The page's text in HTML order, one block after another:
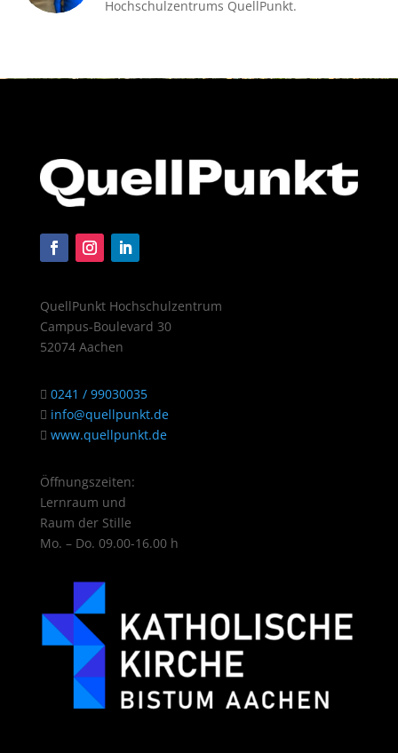
Hochschulzentrums QuellPunkt.
QuellPunkt Hochschulzentrum
Campus-Boulevard 30
52074 Aachen
0241 / 99030035
info@quellpunkt.de
www.quellpunkt.de
Öffnungszeiten:
Lernraum und
Raum der Stille
Mo. – Do. 09.00-16.00 h